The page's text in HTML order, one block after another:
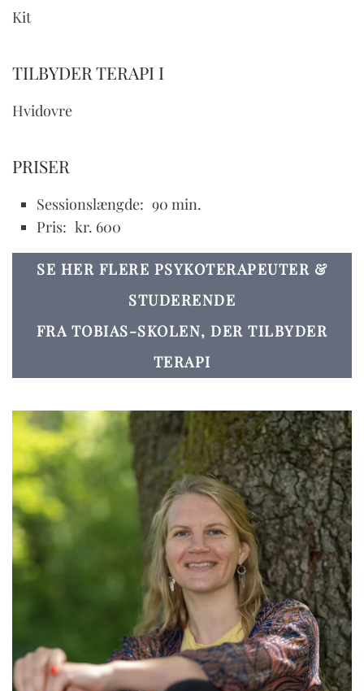
Kit
TILBYDER TERAPI I
Hvidovre
PRISER
Sessionslængde: 90 min.
Pris: kr. 600
SE HER FLERE PSYKOTERAPEUTER &
STUDERENDE
FRA TOBIAS-SKOLEN, DER TILBYDER
TERAPI